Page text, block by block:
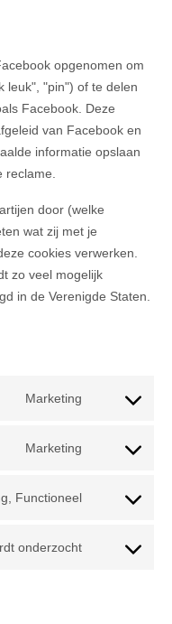
opgenomen om
leuk", "pin") of te delen
Facebook. Deze
van Facebook en
informatie opslaan
door (welke
wat zij met je
cookies verwerken.
zo veel mogelijk
in de Verenigde Staten.
Marketing
Consent
service
fonts
Marketing
Consent
service
recaptcha
Functioneel
Consent
service
onderzocht
Consent